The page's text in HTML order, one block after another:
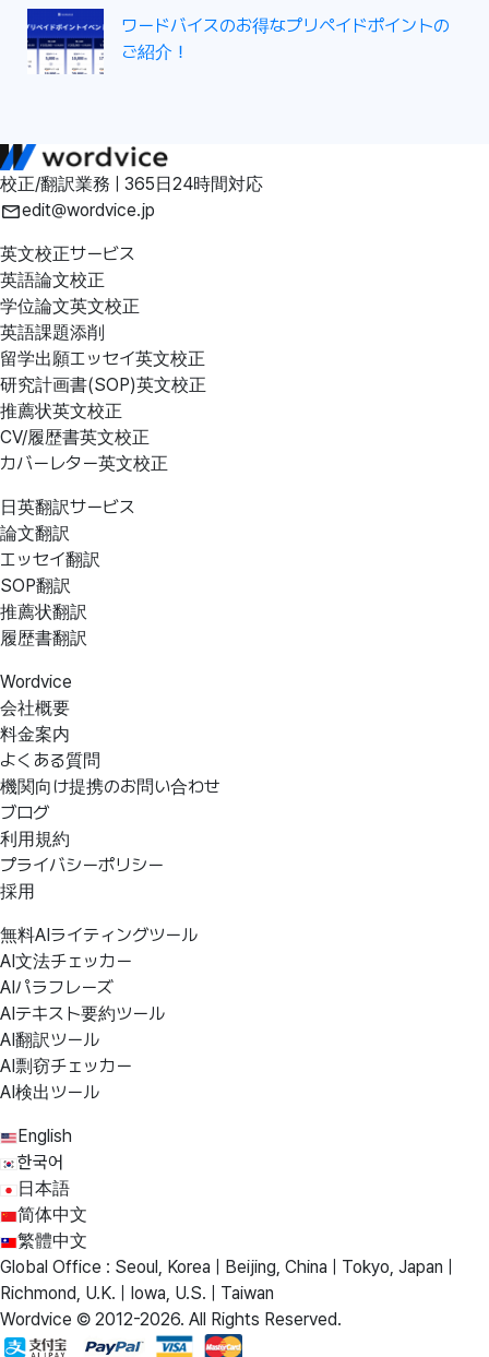
ワードバイスのお得なプリペイドポイントの
ご紹介！
校正/翻訳業務 | 365日24時間対応
edit@wordvice.jp
英文校正サービス
英語論文校正
学位論文英文校正
英語課題添削
留学出願エッセイ英文校正
研究計画書(SOP)英文校正
推薦状英文校正
CV/履歴書英文校正
カバーレター英文校正
日英翻訳サービス
論文翻訳
エッセイ翻訳
SOP翻訳
推薦状翻訳
履歴書翻訳
Wordvice
会社概要
料金案内
よくある質問
機関向け提携のお問い合わせ
ブログ
利用規約
プライバシーポリシー
採用
無料AIライティングツール
AI文法チェッカー
AIパラフレーズ
AIテキスト要約ツール
AI翻訳ツール
AI剽窃チェッカー
AI検出ツール
English
한국어
日本語
简体中文
繁體中文
Global Office : Seoul, Korea | Beijing, China | Tokyo, Japan |
Richmond, U.K. | Iowa, U.S. | Taiwan
Wordvice © 2012-2026. All Rights Reserved.